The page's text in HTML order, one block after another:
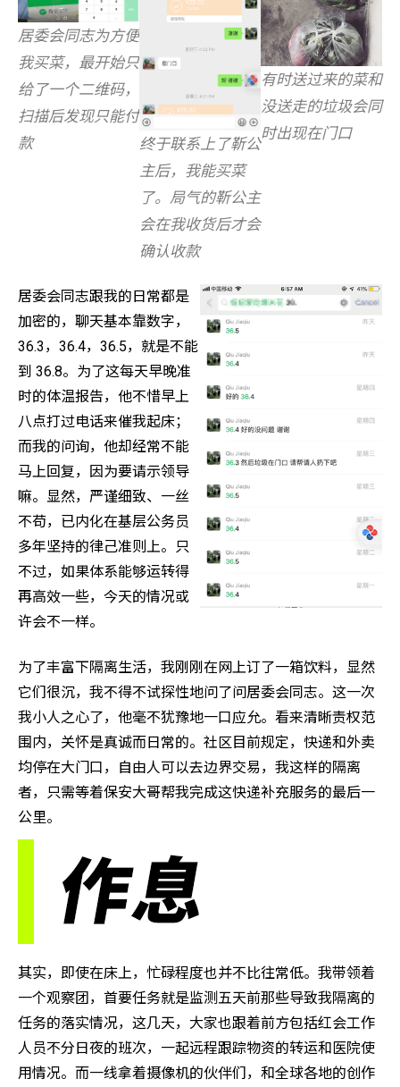
居委会同志为方便
我买菜，最开始只
给了一个二维码，
扫描后发现只能付
款
终于联系上了靳公
主后，我能买菜
了。局气的靳公主
会在我收货后才会
确认收款
有时送过来的菜和
没送走的垃圾会同
时出现在门口
居委会同志跟我的日常都是
加密的，聊天基本靠数字，
36.3，36.4，36.5，就是不能
到 36.8。为了这每天早晚准
时的体温报告，他不惜早上
八点打过电话来催我起床；
而我的问询，他却经常不能
马上回复，因为要请示领导
嘛。显然，严谨细致、一丝
不苟，已内化在基层公务员
多年坚持的律己准则上。只
不过，如果体系能够运转得
再高效一些，今天的情况或
许会不一样。
为了丰富下隔离生活，我刚刚在网上订了一箱饮料，显然
它们很沉，我不得不试探性地问了问居委会同志。这一次
我小人之心了，他毫不犹豫地一口应允。看来清晰责权范
围内，关怀是真诚而日常的。社区目前规定，快递和外卖
均停在大门口，自由人可以去边界交易，我这样的隔离
者，只需等着保安大哥帮我完成这快递补充服务的最后一
公里。
其实，即使在床上，忙碌程度也并不比往常低。我带领着
一个观察团，首要任务就是监测五天前那些导致我隔离的
任务的落实情况，这几天，大家也跟着前方包括红会工作
人员不分日夜的班次，一起远程跟踪物资的转运和医院使
用情况。而一线拿着摄像机的伙伴们，和全球各地的创作